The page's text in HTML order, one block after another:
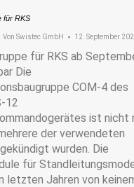
für RKS
Von Swistec GmbH 12. September
für RKS ab
Die
COM-4 des
12
ist nicht
der verwendeten
wurden. Die
für
letzten Jahren von